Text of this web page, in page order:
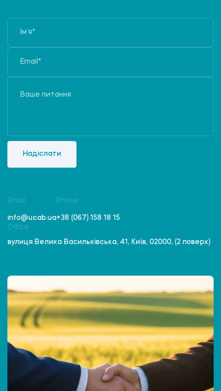
Надіслати
Email
info@ucab.ua
Phone
+38 (067) 158 18 15
Office
вулиця Велика Васильківська, 41, Київ, 02000, (2 поверх)